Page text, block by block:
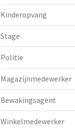
Kinderopvang
Stage
Politie
Magazijnmedewerker
Bewakingsagent
Winkelmedewerker